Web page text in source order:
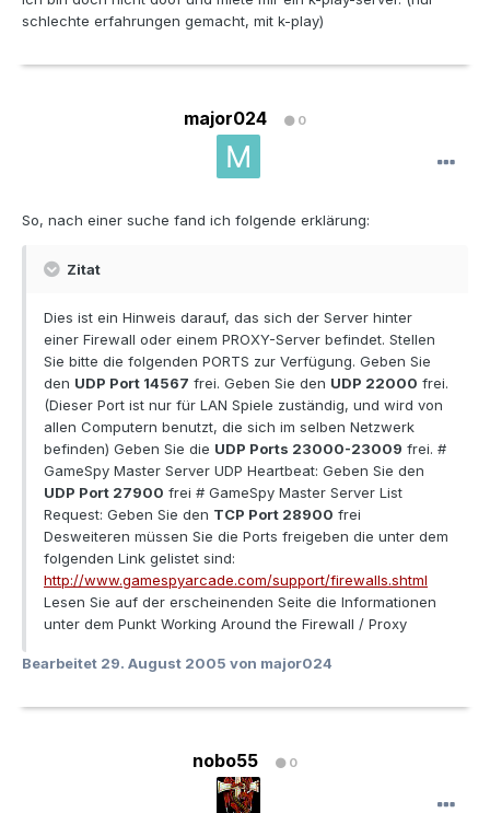
schlechte erfahrungen gemacht, mit k-play)
major024 0
So, nach einer suche fand ich folgende erklärung:
Zitat
Dies ist ein Hinweis darauf, das sich der Server hinter
einer Firewall oder einem PROXY-Server befindet. Stellen
Sie bitte die folgenden PORTS zur Verfügung. Geben Sie
den UDP Port 14567 frei. Geben Sie den UDP 22000 frei.
(Dieser Port ist nur für LAN Spiele zuständig, und wird von
allen Computern benutzt, die sich im selben Netzwerk
befinden) Geben Sie die UDP Ports 23000-23009 frei. #
GameSpy Master Server UDP Heartbeat: Geben Sie den
UDP Port 27900 frei # GameSpy Master Server List
Request: Geben Sie den TCP Port 28900 frei
Desweiteren müssen Sie die Ports freigeben die unter dem
folgenden Link gelistet sind:
http://www.gamespyarcade.com/support/firewalls.shtml
Lesen Sie auf der erscheinenden Seite die Informationen
unter dem Punkt Working Around the Firewall / Proxy
Bearbeitet 29. August 2005 von major024
nobo55 0